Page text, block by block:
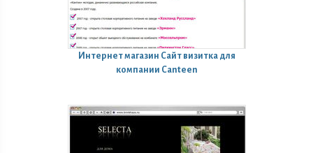
Интернет магазин Сайт визитка для
компании Canteen